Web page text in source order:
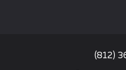
(812)